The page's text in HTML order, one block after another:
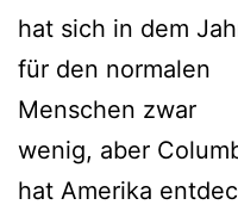
hat sich in dem
für den normalen
Menschen zwar
wenig, aber
hat Amerika